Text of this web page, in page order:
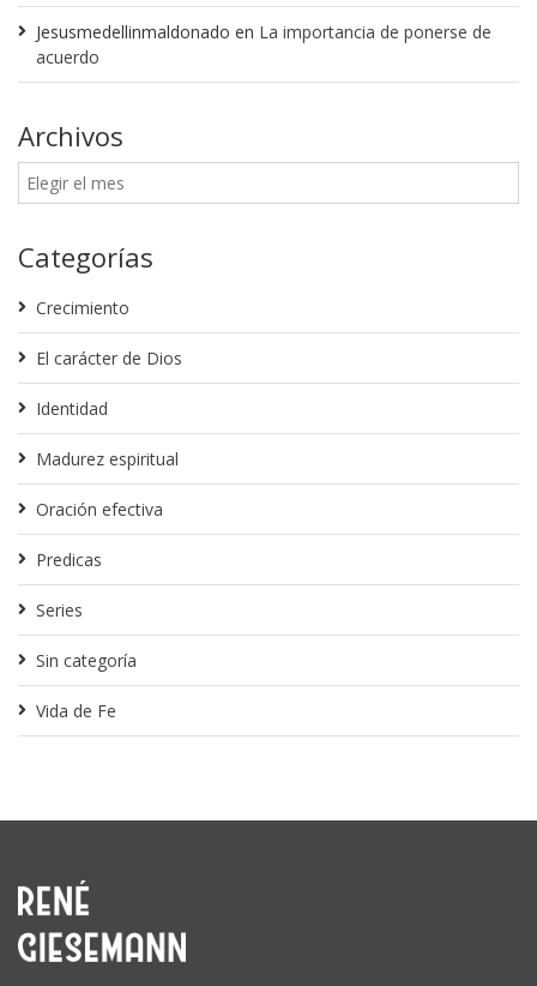
Jesusmedellinmaldonado en La importancia de ponerse de
acuerdo
Archivos
Categorías
Crecimiento
El carácter de Dios
Identidad
Madurez espiritual
Oración efectiva
Predicas
Series
Sin categoría
Vida de Fe